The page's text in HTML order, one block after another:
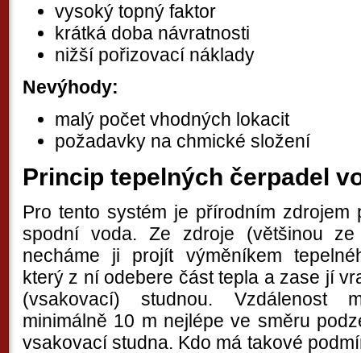
vysoký topný faktor
krátká doba návratnosti
nižší pořizovací náklady
Nevýhody:
malý počet vhodných lokacit
požadavky na chmické složení
Princip tepelných čerpadel
Pro tento systém je přírodním zdrojem
spodní voda. Ze zdroje (většinou
necháme ji projít výměníkem
který z ní odebere část tepla a zase jí
(vsakovací) studnou.
minimálně 10 m nejlépe ve směru
vsakovací studna. Kdo má takové